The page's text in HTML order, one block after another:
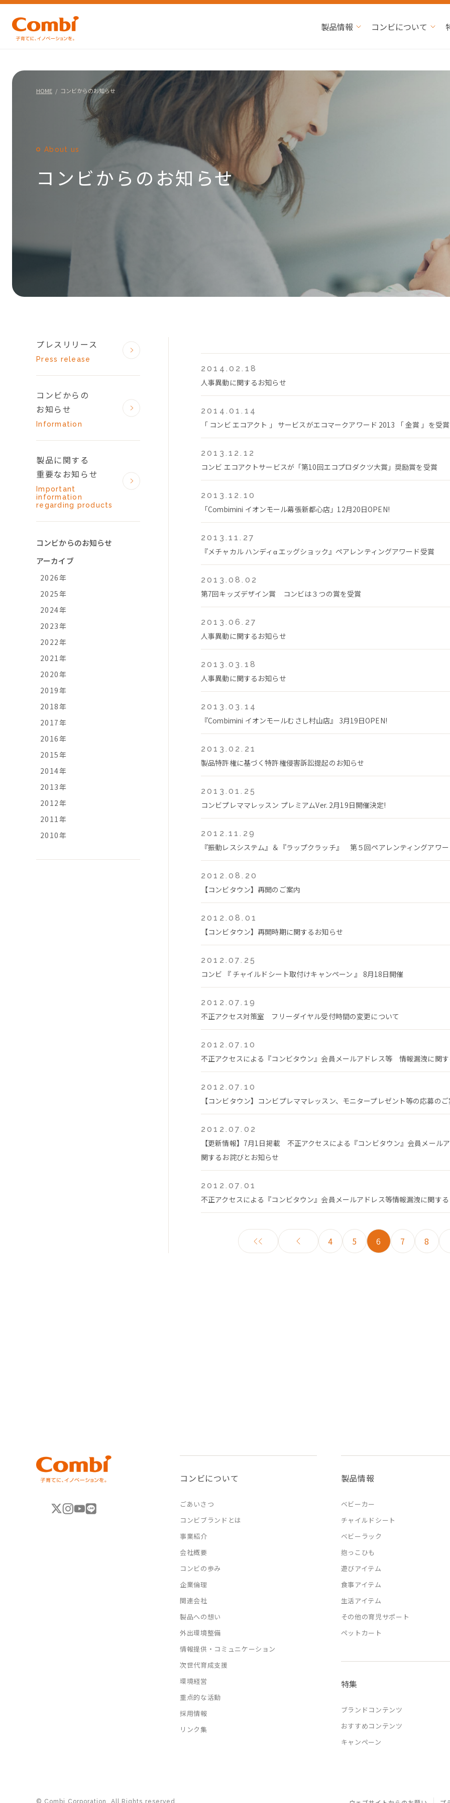
製品情報 コンビについて
HOME コンビからのお知らせ
About us
コンビからのお知らせ
2014.02.18
人事異動に関するお知らせ
2014.01.14
「 コンビ エコアクト 」 サービスがエコマークアワード 2013 「 金賞 」を受
2013.12.12
コンビ エコアクトサービスが「第10回エコプロダクツ大賞」奨励賞を受賞
2013.12.10
「Combimini イオンモール幕張新都心店」12月20日OPEN!
2013.11.27
『メチャカル ハンディα エッグショック』ペアレンティングアワード受賞
2013.08.02
第7回キッズデザイン賞 コンビは３つの賞を受賞
2013.06.27
人事異動に関するお知らせ
2013.03.18
人事異動に関するお知らせ
2013.03.14
『Combimini イオンモールむさし村山店』 3月19日OPEN!
2013.02.21
製品特許権に基づく特許権侵害訴訟提起のお知らせ
2013.01.25
コンビプレママレッスン プレミアムVer. 2月19日開催決定!
2012.11.29
『振動レスシステム』＆『ラップクラッチ』 第５回ペアレンティングアワ
2012.08.20
【コンビタウン】再開のご案内
2012.08.01
【コンビタウン】再開時期に関するお知らせ
2012.07.25
コンビ 『 チャイルドシート取付けキャンペーン 』 8月18日開催
2012.07.19
不正アクセス対策室 フリーダイヤル受付時間の変更について
2012.07.10
不正アクセスによる『コンビタウン』会員メールアドレス等 情報漏洩に関
2012.07.10
【コンビタウン】コンビプレママレッスン、モニタープレゼント等の応募の
2012.07.02
【更新情報】7月1日掲載 不正アクセスによる『コンビタウン』会員メール
関するお詫びとお知らせ
2012.07.01
不正アクセスによる『コンビタウン』会員メールアドレス等情報漏洩に関す
4 5 6 7 8
プレスリリース
Press release
コンビからの
お知らせ
Information
製品に関する
重要なお知らせ
Important
information
regarding products
コンビからのお知らせ
アーカイブ
2026年
2025年
2024年
2023年
2022年
2021年
2020年
2019年
2018年
2017年
2016年
2015年
2014年
2013年
2012年
2011年
2010年
コンビについて
ごあいさつ
コンビブランドとは
事業紹介
会社概要
コンビの歩み
企業倫理
関連会社
製品への想い
外出環境整備
情報提供・コミュニケーション
次世代育成支援
環境経営
重点的な活動
採用情報
リンク集
製品情報
ベビーカー
チャイルドシート
ベビーラック
抱っこひも
遊びアイテム
食事アイテム
生活アイテム
その他の育児サポート
ペットカート
特集
ブランドコンテンツ
おすすめコンテンツ
キャンペーン
© Combi Corporation. All Rights reserved.